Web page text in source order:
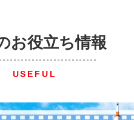
お役立ち情報
USEFUL